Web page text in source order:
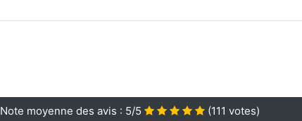
Note moyenne des avis : 5/5 (111 votes)